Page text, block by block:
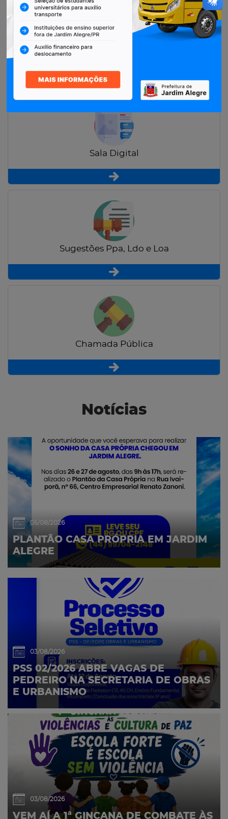
Restituição de Contribuintes
Sala Digital
Sugestões Ppa, Ldo e Loa
Chamada Pública
Notícias
05/08/2026
PLANTÃO CASA PRÓPRIA EM JARDIM
ALEGRE
03/08/2026
PSS 02/2026 ABRE VAGAS DE
PEDREIRO NA SECRETARIA DE OBRAS
E URBANISMO
03/08/2026
VEM AÍ A 1ª GINCANA DE COMBATE ÀS